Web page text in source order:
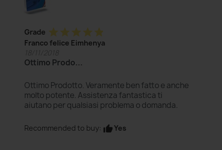
Grade star star star star star
Franco felice Eimhenya
Ottimo Prodo...
Ottimo Prodotto. Veramente ben fatto e anche
molto potente. Assistenza fantastica ti
aiutano per qualsiasi problema o domanda.
Recommended to buy: thumb_upYes